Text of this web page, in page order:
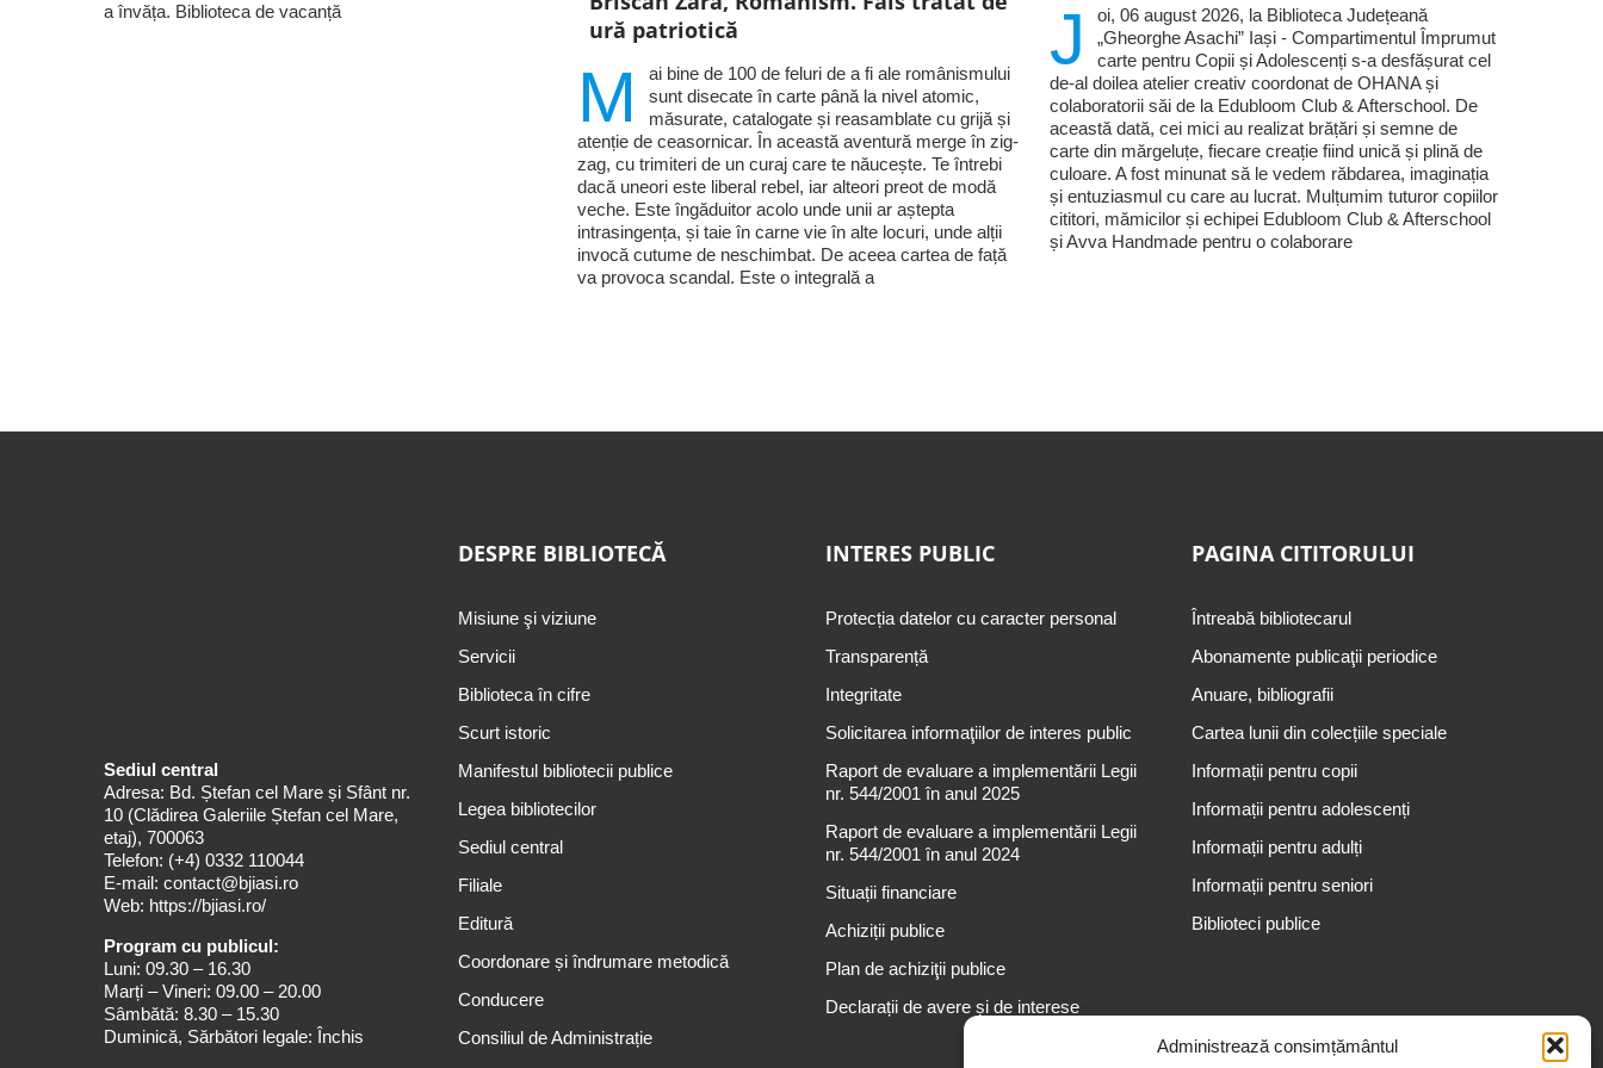
Administrează consimțământul
a învăța. Biblioteca de vacanță
ură patriotică
M
ai bine de 100 de feluri de a fi ale românismului
sunt disecate în carte până la nivel atomic,
măsurate, catalogate și reasamblate cu grijă și
atenție de ceasornicar. În această aventură merge în zig-
zag, cu trimiteri de un curaj care te năucește. Te întrebi
dacă uneori este liberal rebel, iar alteori preot de modă
veche. Este îngăduitor acolo unde unii ar aștepta
intrasingența, și taie în carne vie în alte locuri, unde alții
invocă cutume de neschimbat. De aceea cartea de față
va provoca scandal. Este o integrală a
J
oi, 06 august 2026, la Biblioteca Județeană
„Gheorghe Asachi” Iași - Compartimentul Împrumut
carte pentru Copii și Adolescenți s-a desfășurat cel
de-al doilea atelier creativ coordonat de OHANA și
colaboratorii săi de la Edubloom Club & Afterschool. De
această dată, cei mici au realizat brățări și semne de
carte din mărgeluțe, fiecare creație fiind unică și plină de
culoare. A fost minunat să le vedem răbdarea, imaginația
și entuziasmul cu care au lucrat. Mulțumim tuturor copiilor
cititori, mămicilor și echipei Edubloom Club & Afterschool
și Avva Handmade pentru o colaborare
Sediul central
Adresa: Bd. Ștefan cel Mare și Sfânt nr.
10 (Clădirea Galeriile Ștefan cel Mare,
etaj), 700063
Telefon: (+4) 0332 110044
E-mail: contact@bjiasi.ro
Web: https://bjiasi.ro/
Program cu publicul:
Luni: 09.30 – 16.30
Marți – Vineri: 09.00 – 20.00
Sâmbătă: 8.30 – 15.30
Duminică, Sărbători legale: Închis
DESPRE BIBLIOTECĂ
Misiune şi viziune
Servicii
Biblioteca în cifre
Scurt istoric
Manifestul bibliotecii publice
Legea bibliotecilor
Sediul central
Filiale
Editură
Coordonare și îndrumare metodică
Conducere
Consiliul de Administrație
INTERES PUBLIC
Protecția datelor cu caracter personal
Transparență
Integritate
Solicitarea informaţiilor de interes public
Raport de evaluare a implementării Legii
nr. 544/2001 în anul 2025
Raport de evaluare a implementării Legii
nr. 544/2001 în anul 2024
Situații financiare
Achiziții publice
Plan de achiziţii publice
Declarații de avere și de interese
PAGINA CITITORULUI
Întreabă bibliotecarul
Abonamente publicaţii periodice
Anuare, bibliografii
Cartea lunii din colecțiile speciale
Informații pentru copii
Informații pentru adolescenți
Informații pentru adulți
Informații pentru seniori
Biblioteci publice